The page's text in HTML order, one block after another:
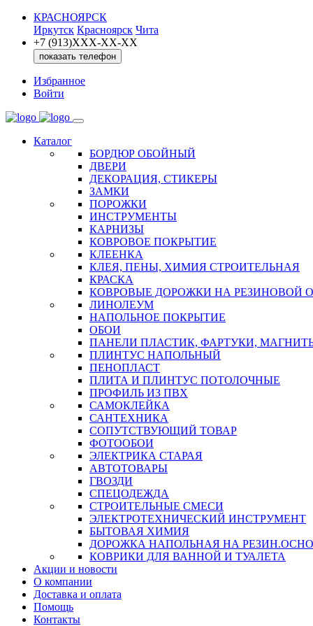
КРАСНОЯРСК
Иркутск Красноярск Чита
+7 (913)ХXX-ХХ-XX
показать телефон
Избранное
Войти
Каталог
БОРДЮР ОБОЙНЫЙ
ДВЕРИ
ДЕКОРАЦИЯ, СТИКЕРЫ
ЗАМКИ
ПОРОЖКИ
ИНСТРУМЕНТЫ
КАРНИЗЫ
КОВРОВОЕ ПОКРЫТИЕ
КЛЕЕНКА
КЛЕЯ, ПЕНЫ, ХИМИЯ СТРОИТЕЛЬНАЯ
КРАСКА
КОВРОВЫЕ ДОРОЖКИ НА РЕЗИНОВОЙ
ЛИНОЛЕУМ
НАПОЛЬНОЕ ПОКРЫТИЕ
ОБОИ
ПАНЕЛИ ПЛАСТИК, ФАРТУКИ,
ПЛИНТУС НАПОЛЬНЫЙ
ПЕНОПЛАСТ
ПЛИТА И ПЛИНТУС ПОТОЛОЧНЫЕ
ПРОФИЛЬ ИЗ ПВХ
САМОКЛЕЙКА
САНТЕХНИКА
СОПУТСТВУЮЩИЙ ТОВАР
ФОТООБОИ
ЭЛЕКТРИКА СТАРАЯ
АВТОТОВАРЫ
ГВОЗДИ
СПЕЦОДЕЖДА
СТРОИТЕЛЬНЫЕ СМЕСИ
ЭЛЕКТРОТЕХНИЧЕСКИЙ ИНСТРУМЕНТ
БЫТОВАЯ ХИМИЯ
ДОРОЖКА НАПОЛЬНАЯ НА
КОВРИКИ ДЛЯ ВАННОЙ И ТУАЛЕТА
Акции и новости
О компании
Доставка и оплата
Помощь
Контакты